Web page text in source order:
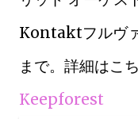
Kontaktフルヴ
まで。詳細はこ
Keepforest